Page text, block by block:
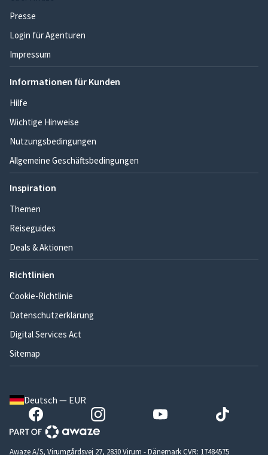
Presse
Login für Agenturen
Impressum
Informationen für Kunden
Hilfe
Wichtige Hinweise
Nutzungsbedingungen
Allgemeine Geschäftsbedingungen
Inspiration
Themen
Reiseguides
Deals & Aktionen
Richtlinien
Cookie-Richtlinie
Datenschutzerklärung
Digital Services Act
Sitemap
Deutsch — EUR
Awaze A/S, Virumgårdsvej 27, 2830 Virum - Dänemark CVR: 17484575